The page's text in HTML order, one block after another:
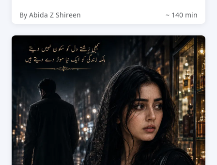
By Abida Z Shireen ~ 140 min